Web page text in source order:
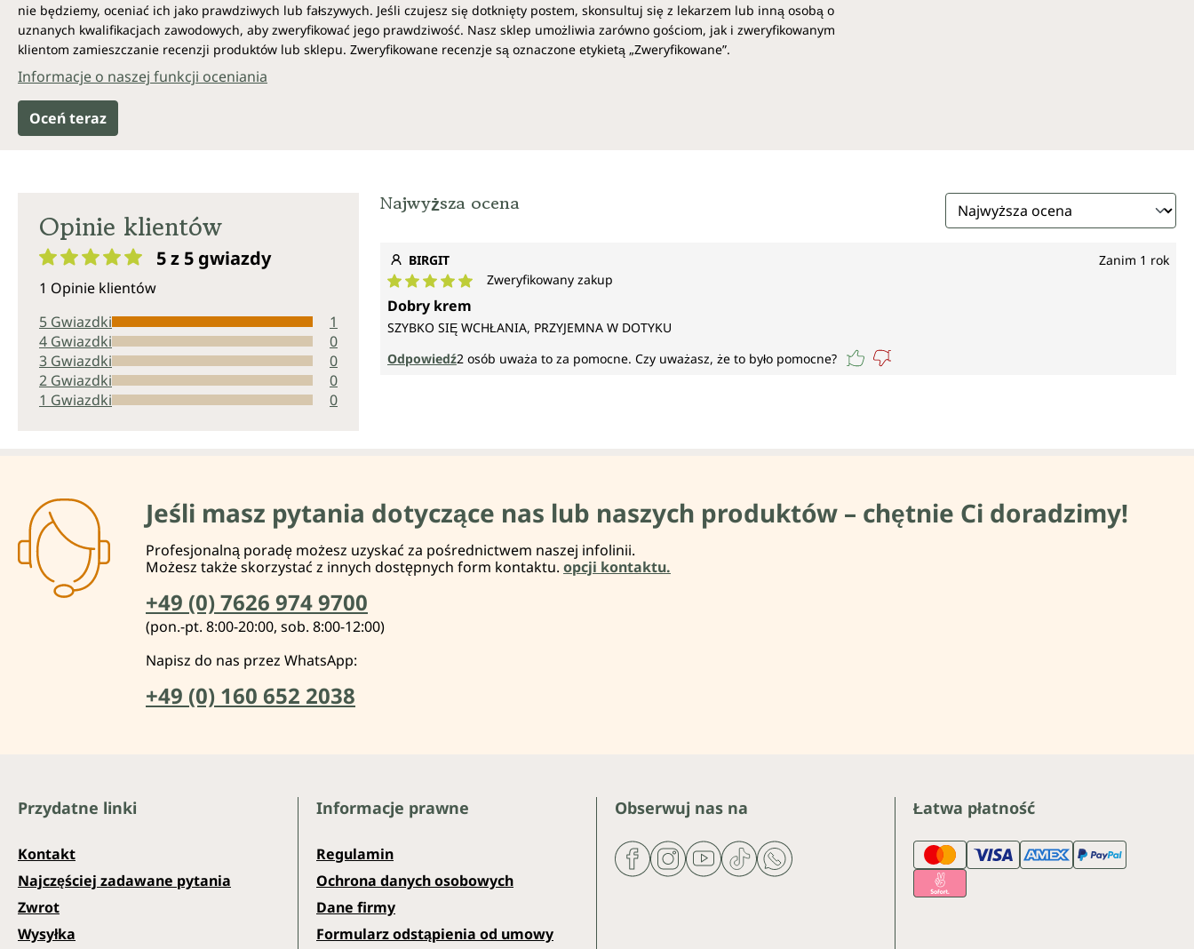
nie będziemy, oceniać ich jako prawdziwych lub fałszywych. Jeśli czujesz się dotknięty postem, skonsultuj się z lekarzem lub inną osobą o
uznanych kwalifikacjach zawodowych, aby zweryfikować jego prawdziwość. Nasz sklep umożliwia zarówno gościom, jak i zweryfikowanym
klientom zamieszczanie recenzji produktów lub sklepu. Zweryfikowane recenzje są oznaczone etykietą „Zweryfikowane”.
Informacje o naszej funkcji oceniania
Oceń teraz
Opinie klientów
Średnia ocena 5 z 5 gwiazdek
5 z 5 gwiazdy
1 Opinie klientów
5 Gwiazdki
1
4 Gwiazdki
0
3 Gwiazdki
0
2 Gwiazdki
0
1 Gwiazdki
0
Najwyższa ocena
BIRGIT Zanim 1 rok
Średnia ocena 5 z 5 gwiazdek
Zweryfikowany zakup
Dobry krem
SZYBKO SIĘ WCHŁANIA, PRZYJEMNA W DOTYKU
Odpowiedź2 osób uważa to za pomocne. Czy uważasz, że to było pomocne?
Jeśli masz pytania dotyczące nas lub naszych produktów – chętnie Ci doradzimy!
Profesjonalną poradę możesz uzyskać za pośrednictwem naszej infolinii.
Możesz także skorzystać z innych dostępnych form kontaktu. opcji kontaktu.
+49 (0) 7626 974 9700
(pon.-pt. 8:00-20:00, sob. 8:00-12:00)
Napisz do nas przez WhatsApp:
+49 (0) 160 652 2038
Obserwuj nas na Łatwa płatność
Przydatne linki
Kontakt
Najczęściej zadawane pytania
Zwrot
Wysyłka
Informacje prawne
Regulamin
Ochrona danych osobowych
Dane firmy
Formularz odstąpienia od umowy